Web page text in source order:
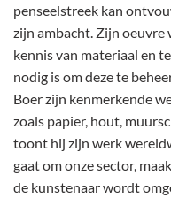
penseelstreek kan
zijn ambacht. Zijn oeuvre
kennis van materiaal en
nodig is om deze te
Boer zijn kenmerkende
zoals papier, hout,
toont hij zijn werk
gaat om onze sector,
de kunstenaar wordt